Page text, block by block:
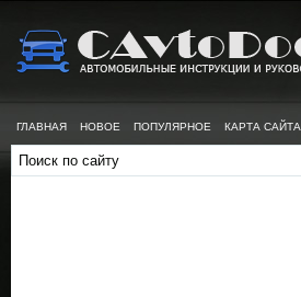
ГЛАВНАЯ НОВОЕ ПОПУЛЯРНОЕ КАРТА САЙТА